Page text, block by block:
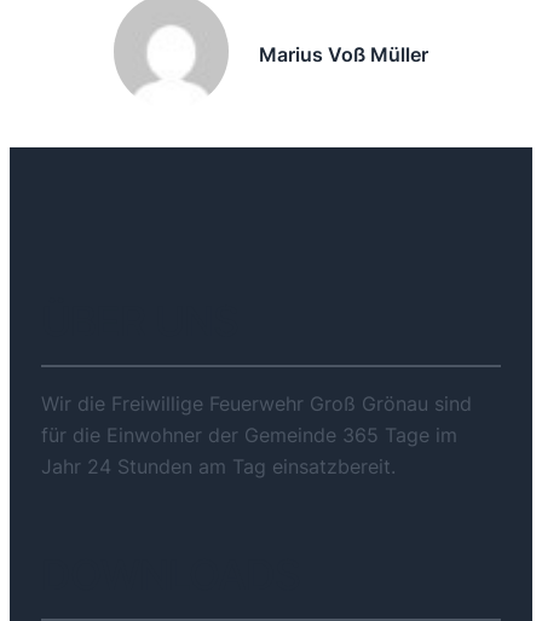
Marius Voß Müller
Wir die Freiwillige Feuerwehr Groß Grönau sind
für die Einwohner der Gemeinde 365 Tage im
Jahr 24 Stunden am Tag einsatzbereit.